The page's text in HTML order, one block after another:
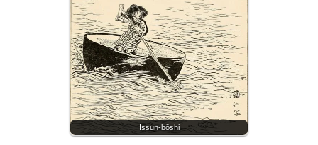
Issun-bōshi